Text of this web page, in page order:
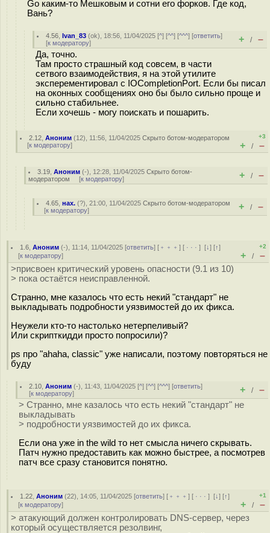
Go каким-то Мешковым и сотни его форков. Где код,
Вань?
4.56 ,Ivan_83 (ok), 18:56, 11/04/2025 [^] [^^] [^^^] [ответить]
[к модератору] + / –
Да, точно.
Там просто страшный код совсем, в части
сетвого взаимодействия, я на этой утилите
эксперементировал с IOCompletionPort. Если бы писал
на оконных сообщениях оно бы было сильно проще и
сильно стабильнее.
Если хочешь - могу поискать и пошарить.
2.12 ,Аноним (12), 11:56, 11/04/2025Скрыто ботом-модератором
[к модератору]
+3
+ / –
3.19 ,Аноним (-), 12:28, 11/04/2025Скрыто ботом-
модератором [к модератору] + / –
4.65 ,нах. (?), 21:00, 11/04/2025Скрыто ботом-модератором
[к модератору] + / –
1.6 ,Аноним (-), 11:14, 11/04/2025 [ответить] [ ﹢﹢﹢] [ · · ·][↓] [↑]
[к модератору]
+2
+ / –
>присвоен критический уровень опасности (9.1 из 10)
> пока остаётся неисправленной.
Странно, мне казалось что есть некий "стандарт" не
выкладывать подробности уязвимостей до их фикса.
Неужели кто-то настолько нетерпеливый?
Или скрипткидди просто попросили)?
ps про "ahaha, classic" уже написали, поэтому повторяться не
буду
2.10 ,Аноним (-), 11:43, 11/04/2025 [^] [^^] [^^^] [ответить]
[к модератору] + / –
> Странно, мне казалось что есть некий "стандарт" не
выкладывать
> подробности уязвимостей до их фикса.
Если она уже in the wild то нет смысла ничего скрывать.
Патч нужно предоставить как можно быстрее, а посмотрев
патч все сразу становится понятно.
1.22 ,Аноним (22), 14:05, 11/04/2025 [ответить] [ ﹢﹢﹢] [ · · ·][↓] [↑]
[к модератору]
+1
+ / –
> атакующий должен контролировать DNS-сервер, через
который осуществляется резолвинг,